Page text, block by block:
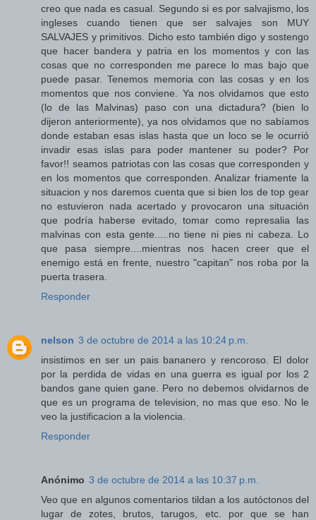
creo que nada es casual. Segundo si es por salvajismo, los
ingleses cuando tienen que ser salvajes son MUY
SALVAJES y primitivos. Dicho esto también digo y sostengo
que hacer bandera y patria en los momentos y con las
cosas que no corresponden me parece lo mas bajo que
puede pasar. Tenemos memoria con las cosas y en los
momentos que nos conviene. Ya nos olvidamos que esto
(lo de las Malvinas) paso con una dictadura? (bien lo
dijeron anteriormente), ya nos olvidamos que no sabíamos
donde estaban esas islas hasta que un loco se le ocurrió
invadir esas islas para poder mantener su poder? Por
favor!! seamos patriotas con las cosas que corresponden y
en los momentos que corresponden. Analizar friamente la
situacion y nos daremos cuenta que si bien los de top gear
no estuvieron nada acertado y provocaron una situación
que podría haberse evitado, tomar como represalia las
malvinas con esta gente.....no tiene ni pies ni cabeza. Lo
que pasa siempre....mientras nos hacen creer que el
enemigo está en frente, nuestro "capitan" nos roba por la
puerta trasera.
Responder
nelson 3 de octubre de 2014 a las 10:24 p.m.
insistimos en ser un pais bananero y rencoroso. El dolor
por la perdida de vidas en una guerra es igual por los 2
bandos gane quien gane. Pero no debemos olvidarnos de
que es un programa de television, no mas que eso. No le
veo la justificacion a la violencia.
Responder
Anónimo 3 de octubre de 2014 a las 10:37 p.m.
Veo que en algunos comentarios tildan a los autóctonos del
lugar de zotes, brutos, tarugos, etc. por que se han